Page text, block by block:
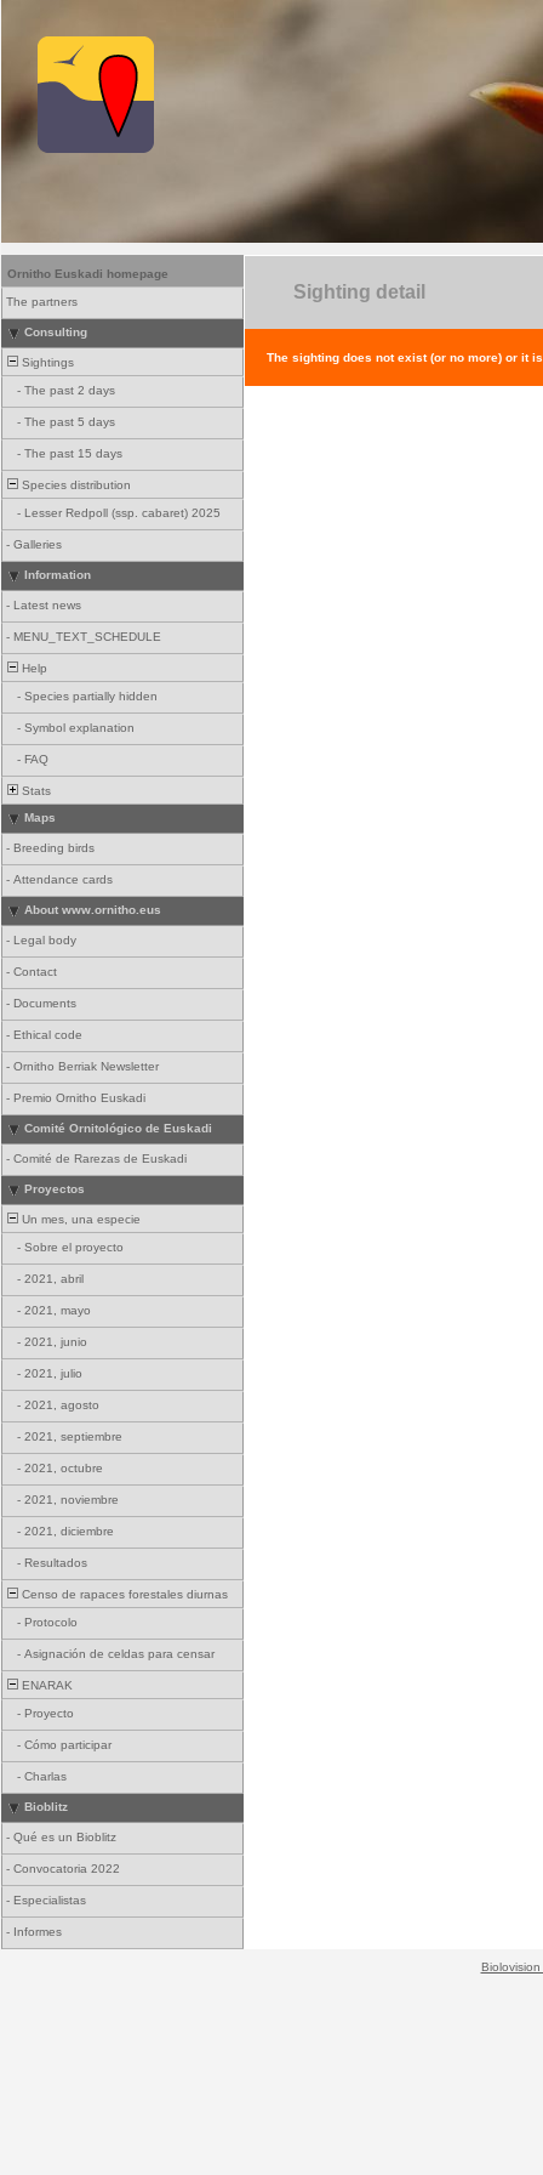
Ornitho Euskadi homepage
The partners
Consulting
Sightings
- The past 2 days
- The past 5 days
- The past 15 days
Species distribution
- Lesser Redpoll (ssp. cabaret) 2025
- Galleries
Information
- Latest news
- MENU_TEXT_SCHEDULE
Help
- Species partially hidden
- Symbol explanation
- FAQ
Stats
Maps
- Breeding birds
- Attendance cards
About www.ornitho.eus
- Legal body
- Contact
- Documents
- Ethical code
- Ornitho Berriak Newsletter
- Premio Ornitho Euskadi
Comité Ornitológico de Euskadi
- Comité de Rarezas de Euskadi
Proyectos
Un mes, una especie
- Sobre el proyecto
- 2021, abril
- 2021, mayo
- 2021, junio
- 2021, julio
- 2021, agosto
- 2021, septiembre
- 2021, octubre
- 2021, noviembre
- 2021, diciembre
- Resultados
Censo de rapaces forestales diurnas
- Protocolo
- Asignación de celdas para censar
ENARAK
- Proyecto
- Cómo participar
- Charlas
Bioblitz
- Qué es un Bioblitz
- Convocatoria 2022
- Especialistas
- Informes
Sighting detail
The sighting does not exist (or no more) or it
Biolovision